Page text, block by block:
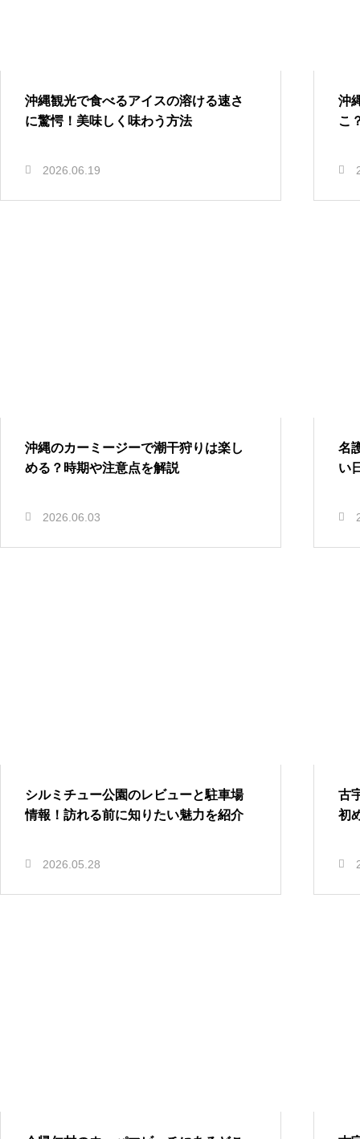
沖縄観光で食べるアイスの溶ける速さ
に驚愕！美味しく味わう方法
2026.06.19
沖
こ
沖縄のカーミージーで潮干狩りは楽し
める？時期や注意点を解説
2026.06.03
名
い
シルミチュー公園のレビューと駐車場
情報！訪れる前に知りたい魅力を紹介
2026.05.28
古
初